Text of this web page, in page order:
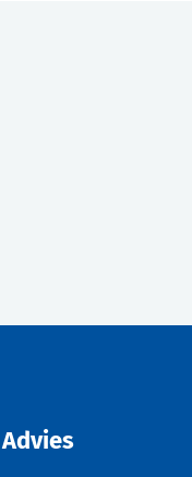
Advies